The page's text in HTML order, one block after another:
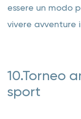
essere un modo
vivere avventure
10.Torneo
sport